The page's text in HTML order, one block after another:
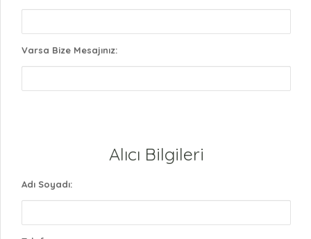
Varsa Bize Mesajınız:
Alıcı Bilgileri
Adı Soyadı: